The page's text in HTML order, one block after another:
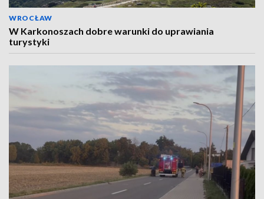
WROCŁAW
W Karkonoszach dobre warunki do uprawiania
turystyki